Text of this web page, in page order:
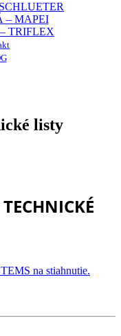
– MAPEI
TRIFLEX
listy
na stiahnutie.